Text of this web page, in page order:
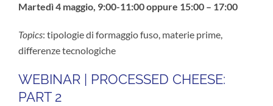
Martedì 4 maggio, 9:00-11:00 oppure 15:00 – 17:00
Topics: tipologie di formaggio fuso, materie prime,
differenze tecnologiche
WEBINAR | PROCESSED CHEESE:
PART 2